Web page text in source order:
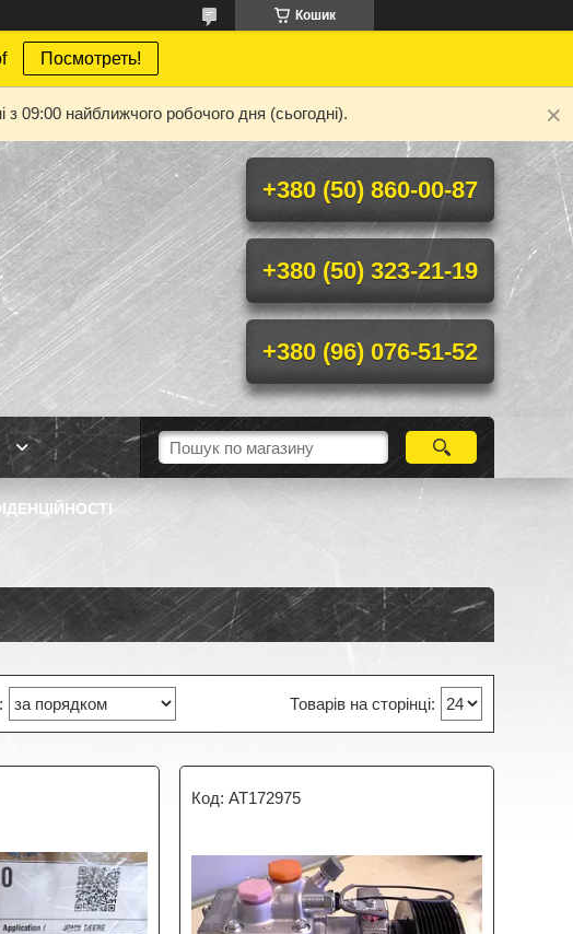
Кошик
Посмотреть!
09:00 найближчого робочого дня (сьогодні).
+380 (50) 860-00-87
+380 (50) 323-21-19
+380 (96) 076-51-52
AT172975